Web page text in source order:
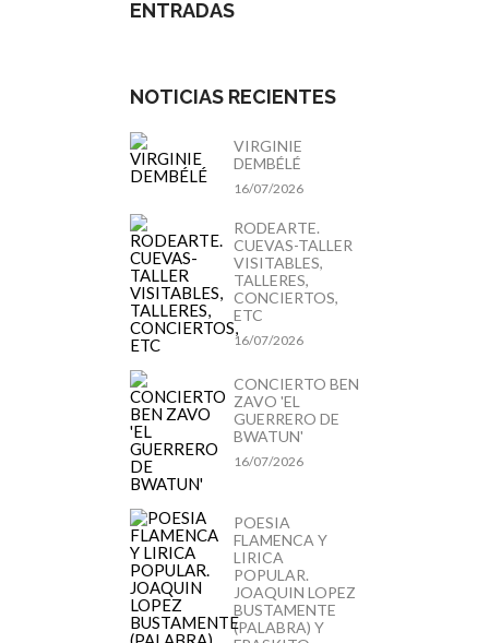
ENTRADAS
NOTICIAS RECIENTES
VIRGINIE
DEMBÉLÉ
16/07/2026
RODEARTE.
CUEVAS-TALLER
VISITABLES,
TALLERES,
CONCIERTOS,
ETC
16/07/2026
CONCIERTO BEN
ZAVO 'EL
GUERRERO DE
BWATUN'
16/07/2026
POESIA
FLAMENCA Y
LIRICA
POPULAR.
JOAQUIN LOPEZ
BUSTAMENTE
(PALABRA) Y